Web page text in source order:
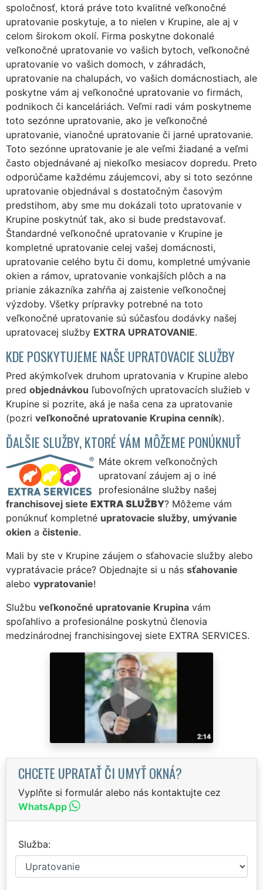
spoločnosť, ktorá práve toto kvalitné veľkonočné
upratovanie poskytuje, a to nielen v Krupine, ale aj v
celom širokom okolí. Firma poskytne dokonalé
veľkonočné upratovanie vo vašich bytoch, veľkonočné
upratovanie vo vašich domoch, v záhradách,
upratovanie na chalupách, vo vašich domácnostiach, ale
poskytne vám aj veľkonočné upratovanie vo firmách,
podnikoch či kanceláriách. Veľmi radi vám poskytneme
toto sezónne upratovanie, ako je veľkonočné
upratovanie, vianočné upratovanie či jarné upratovanie.
Toto sezónne upratovanie je ale veľmi žiadané a veľmi
často objednávané aj niekoľko mesiacov dopredu. Preto
odporúčame každému záujemcovi, aby si toto sezónne
upratovanie objednával s dostatočným časovým
predstihom, aby sme mu dokázali toto upratovanie v
Krupine poskytnúť tak, ako si bude predstavovať.
Štandardné veľkonočné upratovanie v Krupine je
kompletné upratovanie celej vašej domácnosti,
upratovanie celého bytu či domu, kompletné umývanie
okien a rámov, upratovanie vonkajších plôch a na
prianie zákazníka zahŕňa aj zaistenie veľkonočnej
výzdoby. Všetky prípravky potrebné na toto
veľkonočné upratovanie sú súčasťou dodávky našej
upratovacej služby EXTRA UPRATOVANIE.
KDE POSKYTUJEME NAŠE UPRATOVACIE SLUŽBY
Pred akýmkoľvek druhom upratovania v Krupine alebo
pred objednávkou ľubovoľných upratovacích služieb v
Krupine si pozrite, aká je naša cena za upratovanie
(pozri veľkonočné upratovanie Krupina cenník).
ĎALŠIE SLUŽBY, KTORÉ VÁM MÔŽEME PONÚKNUŤ
Máte okrem veľkonočných
upratovaní záujem aj o iné
profesionálne služby našej
franchisovej siete EXTRA SLUŽBY? Môžeme vám
ponúknuť kompletné upratovacie služby, umývanie
okien a čistenie.
Mali by ste v Krupine záujem o sťahovacie služby alebo
vypratávacie práce? Objednajte si u nás sťahovanie
alebo vypratovanie!
Službu veľkonočné upratovanie Krupina vám
spoľahlivo a profesionálne poskytnú členovia
medzinárodnej franchisingovej siete EXTRA SERVICES.
CHCETE UPRATAŤ ČI UMYŤ OKNÁ?
Vyplňte si formulár alebo nás kontaktujte cez
WhatsApp
Služba